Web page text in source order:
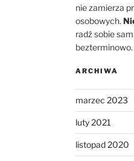
nie zamierza
osobowych.
radź sobie
ARCHIWA
marzec 2023
luty 2021
listopad 2020